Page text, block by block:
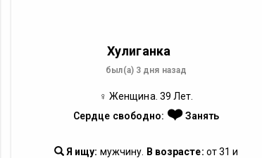
Хулиганка
был(а) 3 дня назад
♀ Женщина. 39 Лет.
Сердце свободно: ❤️Занять
Я ищу: мужчину. В возрасте: от 31 и